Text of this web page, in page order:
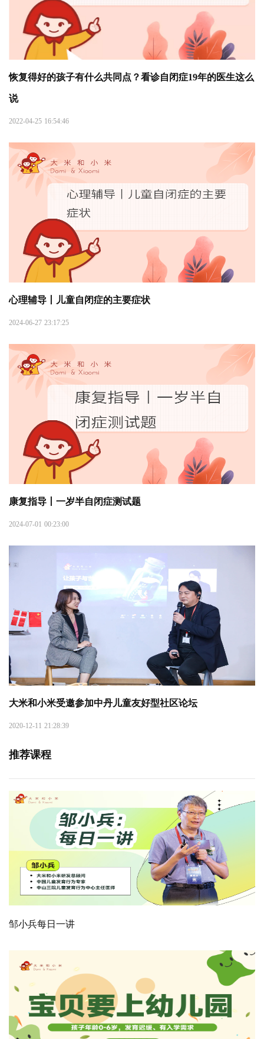
恢复得好的孩子有什么共同点？看诊自闭症19年的医生这么
说
2022-04-25 16:54:46
心理辅导丨儿童自闭症的主要症状
2024-06-27 23:17:25
康复指导丨一岁半自闭症测试题
2024-07-01 00:23:00
大米和小米受邀参加中丹儿童友好型社区论坛
2020-12-11 21:28:39
推荐课程
邹小兵每日一讲